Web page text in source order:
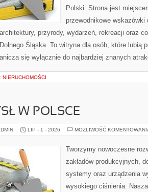
Polski. Strona jest
przewodnikowe
przyrody, wydarzeń, rekreacji oraz
Śląska. To witryna dla osób, które lubią
się wyłącznie do najbardziej znanych
NIERUCHOMOŚCI
W POLSCE
LIP - 1 - 2026 MOŻLIWOŚĆ
Tworzymy nowoczesne
zakładów produkcyjnych,
systemy oraz urządzenia
wysokiego ciśnienia.